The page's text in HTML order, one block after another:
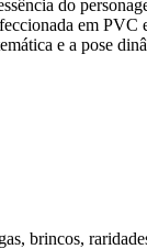
do
em PVC
e a pose
brincos,